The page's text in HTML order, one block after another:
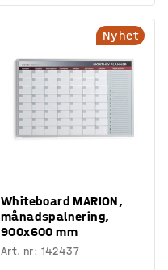
Nyhet
Whiteboard MARION,
månadspalnering,
900x600 mm
Art. nr: 142437